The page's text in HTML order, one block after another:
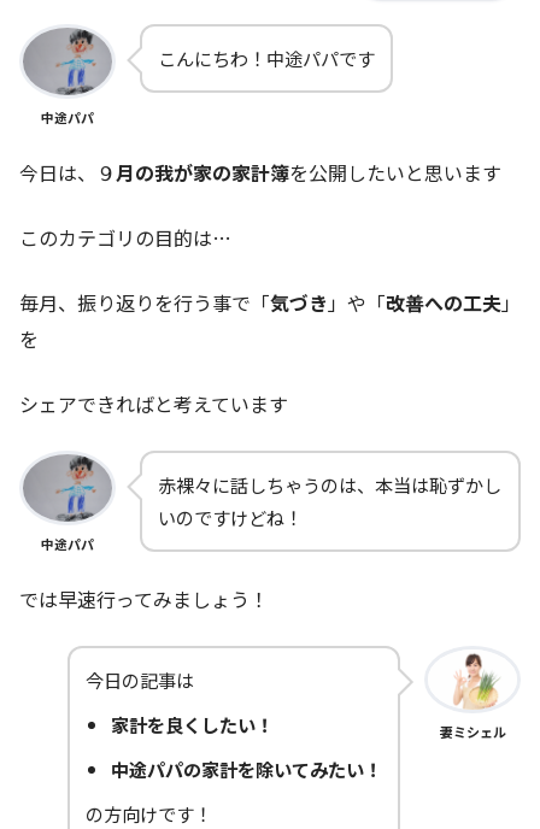
中途パパ
こんにちわ！中途パパです
今日は、９月の我が家の家計簿を公開したいと思います
このカテゴリの目的は…
毎月、振り返りを行う事で「気づき」や「改善への工夫」
を
シェアできればと考えています
中途パパ
赤裸々に話しちゃうのは、本当は恥ずかし
いのですけどね！
では早速行ってみましょう！
今日の記事は
家計を良くしたい！
中途パパの家計を除いてみたい！
の方向けです！
妻ミシェル